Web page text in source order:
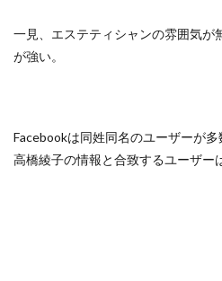
一見、エステティシャンの雰囲気が
が強い。
Facebookは同姓同名のユーザーが
高橋綾子の情報と合致するユーザー